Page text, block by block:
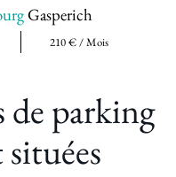
Gasperich
210 € / Mois
de parking